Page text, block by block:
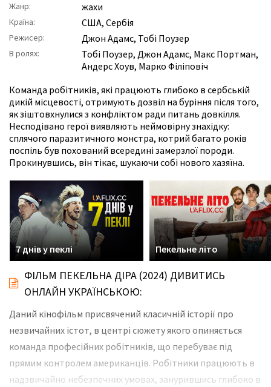
Жанр: жахи
Країна: США, Сербія
Режисер: Джон Адамс, Тобі Поузер
В ролях: Тобі Поузер, Джон Адамс, Макс Портман,
Андерс Хоув, Марко Філіповіч
Команда робітників, які працюють глибоко в сербській
дикій місцевості, отримують дозвіл на буріння після того,
як зіштовхнулися з конфліктом ради питань довкілля.
Несподівано герої виявляють неймовірну знахідку:
сплячого паразитичного монстра, котрий багато років
поспіль був похований всередині замерзлої породи.
Прокинувшись, він тікає, шукаючи собі нового хазяїна.
7 днів у пеклі Пекельне літо
ФІЛЬМ ПЕКЕЛЬНА ДІРА (2024) ДИВИТИСЬ
ОНЛАЙН УКРАЇНСЬКОЮ:
Даний кінофільм присвячений класичній історії про
незвичайних істот, в центрі сюжету якого опиняється
команда професійних робітників, що перебуває під
прямим контролем американців. Робітники працюють в
надзвичайно небезпечних умовах, занурившись глибоко в